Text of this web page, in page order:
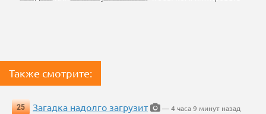
Также смотрите:
25 Загадка надолго загрузит
— 4 часа 9 минут назад